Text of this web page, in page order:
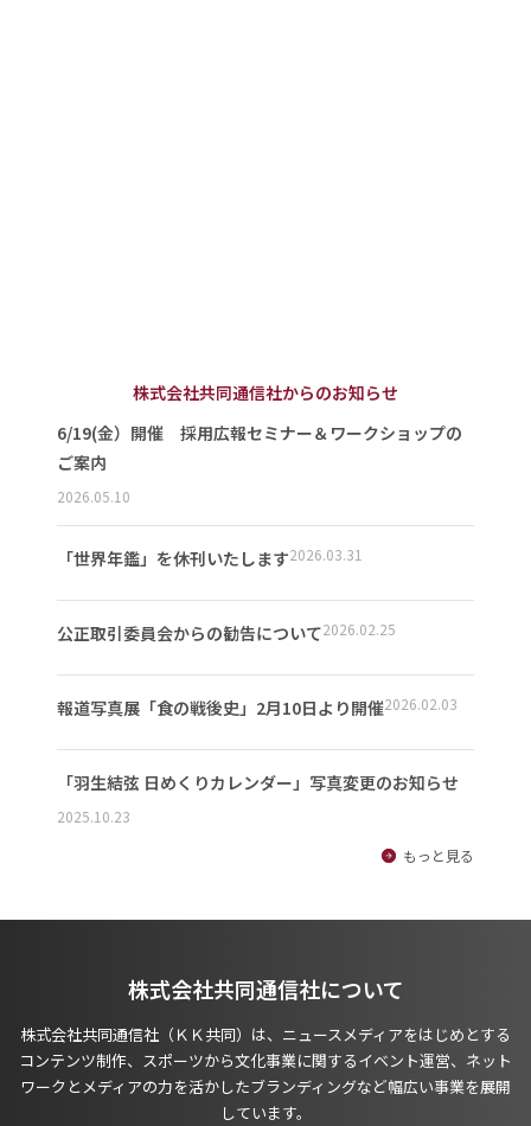
株式会社共同通信社からのお知らせ
6/19(金）開催 採用広報セミナー＆ワークショップの
ご案内
2026.05.10
「世界年鑑」を休刊いたします2026.03.31
公正取引委員会からの勧告について2026.02.25
報道写真展「食の戦後史」2月10日より開催2026.02.03
「羽生結弦 日めくりカレンダー」写真変更のお知らせ
2025.10.23
もっと見る
株式会社共同通信社について
株式会社共同通信社（ＫＫ共同）は、ニュースメディアをはじめとする
コンテンツ制作、スポーツから文化事業に関するイベント運営、ネット
ワークとメディアの力を活かしたブランディングなど幅広い事業を展開
しています。